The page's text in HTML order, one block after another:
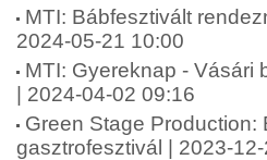
MTI: Bábfesztivált
2024-05-21 10:00
MTI: Gyereknap - Vásári
| 2024-04-02 09:16
Green Stage Production:
gasztrofesztivál | 2023-